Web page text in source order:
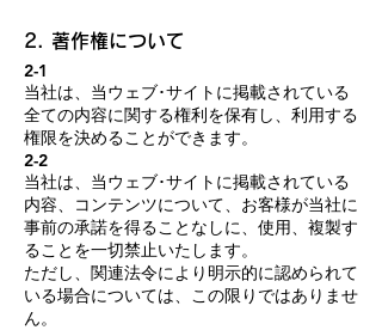
2. 著作権について
2-1
当社は、当ウェブ･サイトに掲載されている
全ての内容に関する権利を保有し、利用する
権限を決めることができます。
2-2
当社は、当ウェブ･サイトに掲載されている
内容、コンテンツについて、お客様が当社に
事前の承諾を得ることなしに、使用、複製す
ることを一切禁止いたします。
ただし、関連法令により明示的に認められて
いる場合については、この限りではありませ
ん。